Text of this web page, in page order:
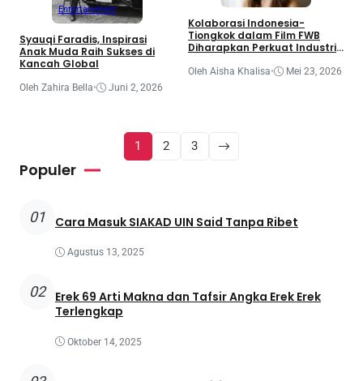
Entertainment
Syauqi Faradis, Inspirasi
Anak Muda Raih Sukses di
Kancah Global
Oleh Zahira Bella• Juni 2, 2026
Kolaborasi Indonesia-
Tiongkok dalam Film FWB
Diharapkan Perkuat Industri
Oleh Aisha Khalisa• Mei 23, 2026
1 2 3
Populer
01 Cara Masuk SIAKAD UIN Said Tanpa Ribet
Agustus 13, 2025
02
Erek 69 Arti Makna dan Tafsir Angka Erek Erek
Terlengkap
Oktober 14, 2025